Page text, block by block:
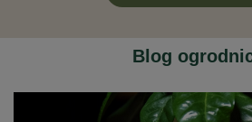
Blog